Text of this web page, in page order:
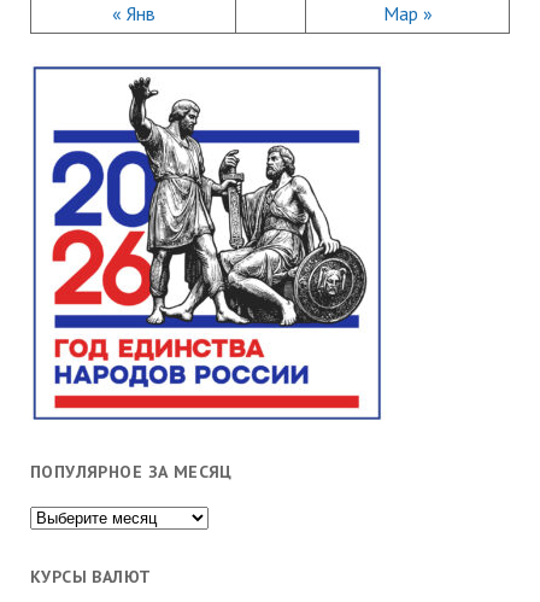
« Янв Мар »
ПОПУЛЯРНОЕ ЗА МЕСЯЦ
Популярное
месяц
КУРСЫ ВАЛЮТ